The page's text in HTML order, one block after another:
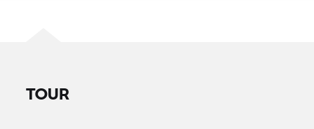
TOUR